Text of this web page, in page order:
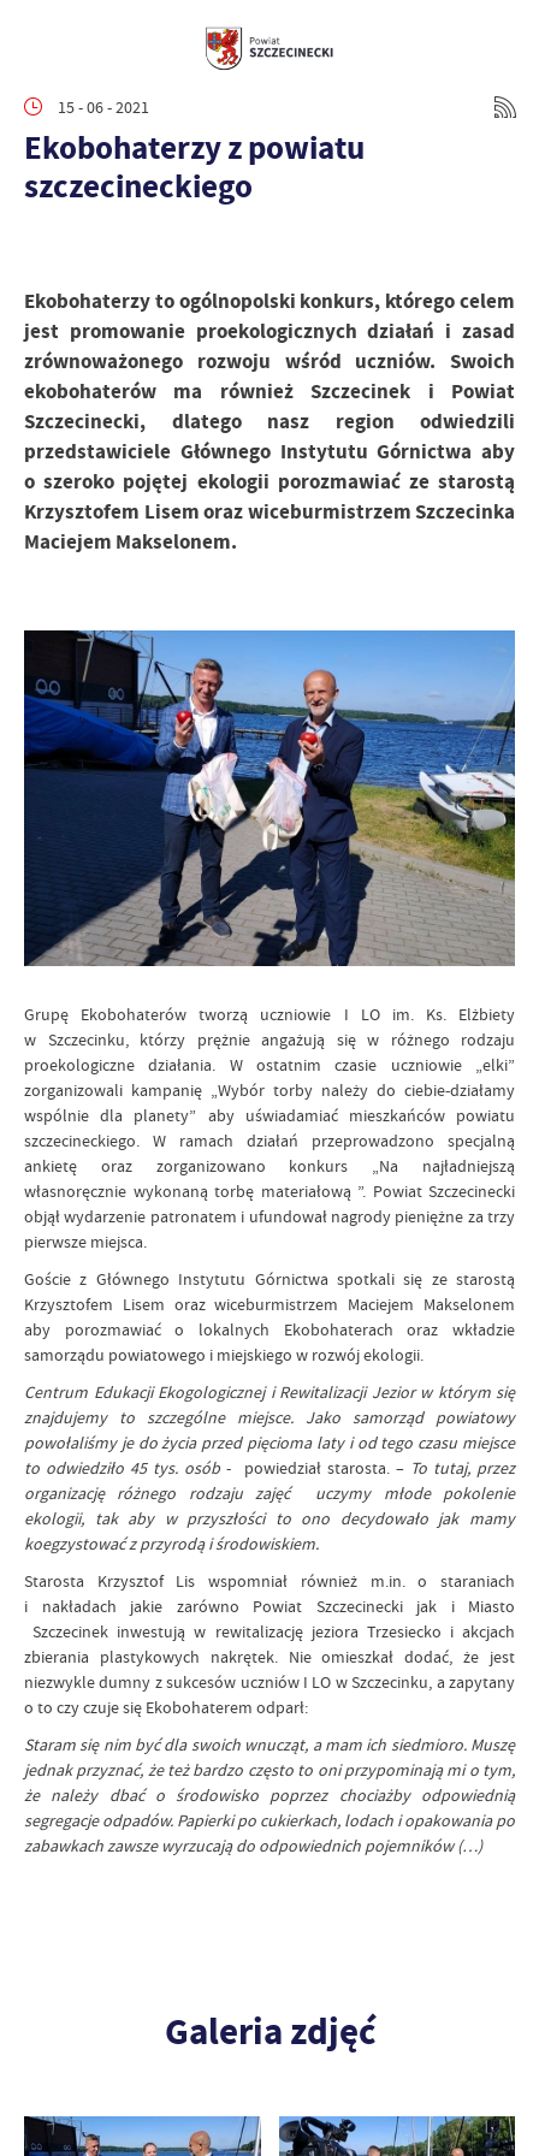
15 - 06 - 2021
Ekobohaterzy z powiatu
szczecineckiego
Ekobohaterzy to ogólnopolski konkurs, którego celem
jest promowanie proekologicznych działań i zasad
zrównoważonego rozwoju wśród uczniów. Swoich
ekobohaterów ma również Szczecinek i Powiat
Szczecinecki, dlatego nasz region odwiedzili
przedstawiciele Głównego Instytutu Górnictwa aby
o szeroko pojętej ekologii porozmawiać ze starostą
Krzysztofem Lisem oraz wiceburmistrzem Szczecinka
Maciejem Makselonem.
Grupę Ekobohaterów tworzą uczniowie I LO im. Ks. Elżbiety
w Szczecinku, którzy prężnie angażują się w różnego rodzaju
proekologiczne działania. W ostatnim czasie uczniowie „elki”
zorganizowali kampanię „Wybór torby należy do ciebie-działamy
wspólnie dla planety” aby uświadamiać mieszkańców powiatu
szczecineckiego. W ramach działań przeprowadzono specjalną
ankietę oraz zorganizowano konkurs „Na najładniejszą
własnoręcznie wykonaną torbę materiałową ”. Powiat Szczecinecki
objął wydarzenie patronatem i ufundował nagrody pieniężne za trzy
pierwsze miejsca.
Goście z Głównego Instytutu Górnictwa spotkali się ze starostą
Krzysztofem Lisem oraz wiceburmistrzem Maciejem Makselonem
aby porozmawiać o lokalnych Ekobohaterach oraz wkładzie
samorządu powiatowego i miejskiego w rozwój ekologii.
Centrum Edukacji Ekogologicznej i Rewitalizacji Jezior w którym się
znajdujemy to szczególne miejsce. Jako samorząd powiatowy
powołaliśmy je do życia przed pięcioma laty i od tego czasu miejsce
to odwiedziło 45 tys. osób - powiedział starosta. – To tutaj, przez
organizację różnego rodzaju zajęć uczymy młode pokolenie
ekologii, tak aby w przyszłości to ono decydowało jak mamy
koegzystować z przyrodą i środowiskiem.
Starosta Krzysztof Lis wspomniał również m.in. o staraniach
i nakładach jakie zarówno Powiat Szczecinecki jak i Miasto
Szczecinek inwestują w rewitalizację jeziora Trzesiecko i akcjach
zbierania plastykowych nakrętek. Nie omieszkał dodać, że jest
niezwykle dumny z sukcesów uczniów I LO w Szczecinku, a zapytany
o to czy czuje się Ekobohaterem odparł:
Staram się nim być dla swoich wnucząt, a mam ich siedmioro. Muszę
jednak przyznać, że też bardzo często to oni przypominają mi o tym,
że należy dbać o środowisko poprzez chociażby odpowiednią
segregacje odpadów. Papierki po cukierkach, lodach i opakowania po
zabawkach zawsze wyrzucają do odpowiednich pojemników (…)
Galeria zdjęć